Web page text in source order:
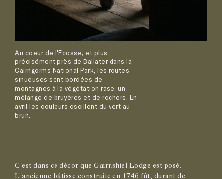
Au coeur de l'Ecosse, et plus
précisément près de Ballater dans la
Cairngorms National Park, les routes
sinueuses sont bordées de
montagnes à la végétation rase, un
mélange de bruyères et de rochers. En
avril les couleurs oscillent du vert au
brun.
C'est dans ce décor que Gairnshiel Lodge est posé.
L'ancienne bâtisse construite en 1746 fût, durant de